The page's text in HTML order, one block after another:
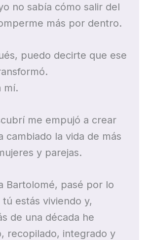
no sabía cómo salir del
más por dentro.
puedo decirte que ese
mí.
me empujó a crear
cambiado la vida de más
y parejas.
Bartolomé, pasé por lo
estás viviendo y,
de una década he
recopilado, integrado y